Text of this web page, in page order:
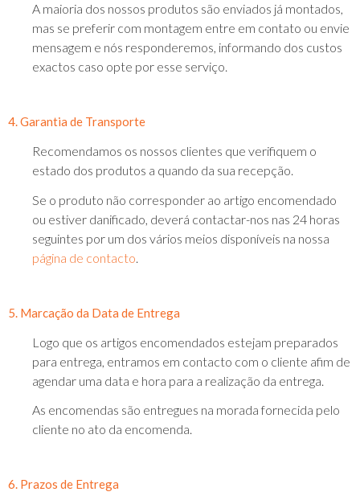
A maioria dos nossos produtos são enviados já montados,
mas se preferir com montagem entre em contato ou envie
mensagem e nós responderemos, informando dos custos
exactos caso opte por esse serviço.
4. Garantia de Transporte
Recomendamos os nossos clientes que verifiquem o
estado dos produtos a quando da sua recepção.
Se o produto não corresponder ao artigo encomendado
ou estiver danificado, deverá contactar-nos nas 24 horas
seguintes por um dos vários meios disponíveis na nossa
página de contacto.
5. Marcação da Data de Entrega
Logo que os artigos encomendados estejam preparados
para entrega, entramos em contacto com o cliente afim de
agendar uma data e hora para a realização da entrega.
As encomendas são entregues na morada fornecida pelo
cliente no ato da encomenda.
6. Prazos de Entrega